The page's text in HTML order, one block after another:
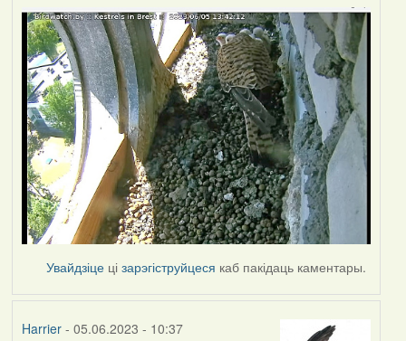
Увайдзіце цізарэгіструйцеся каб пакідаць каментары.
Harrier- 05.06.2023 - 10:37